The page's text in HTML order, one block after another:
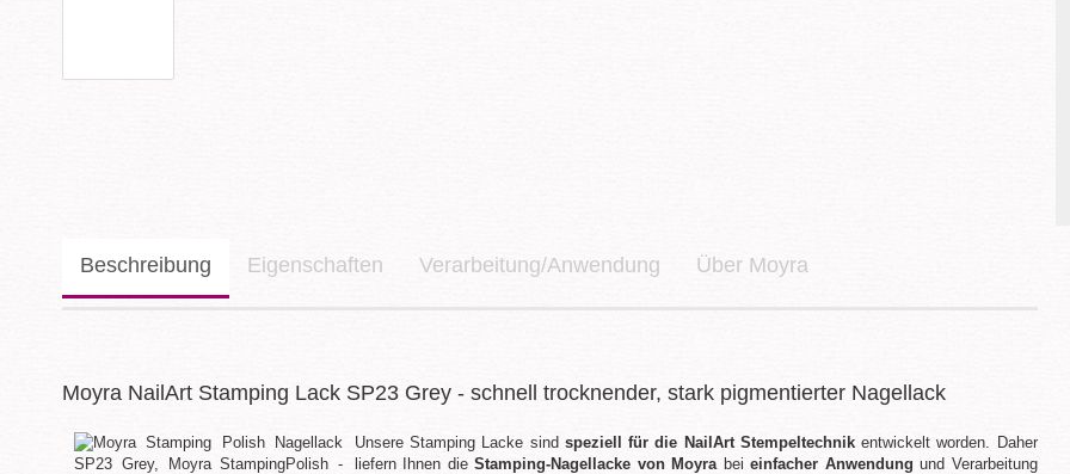
Beschreibung Eigenschaften Verarbeitung/Anwendung Über Moyra
Moyra NailArt Stamping Lack SP23 Grey - schnell trocknender, stark pigmentierter Nagellack
Unsere Stamping Lacke sind speziell für die NailArt Stempeltechnikentwickelt worden. Daher
liefern Ihnen dieStamping-Nagellacke von Moyrabeieinfacher Anwendung und Verarbeitung